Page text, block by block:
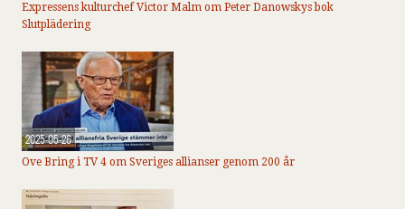
Expressens kulturchef Victor Malm om Peter Danowskys bok
Slutplädering
2025-05-26
Ove Bring i TV 4 om Sveriges allianser genom 200 år